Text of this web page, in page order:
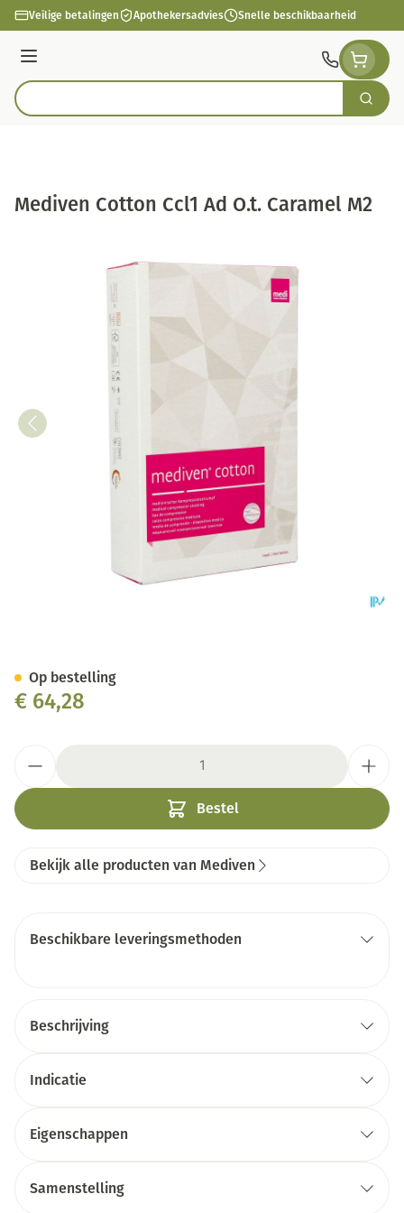
Ga naar de inhoud
Veilige betalingen Apothekersadvies Snelle beschikbaarheid
Menu
Product, merk, categorie... Zoek
Mediven Cotton Ccl1 Ad O.t. Caramel M2
€ 64,28
Bestel
Op bestelling
Bekijk alle producten van Mediven
Beschikbare leveringsmethoden
Beschrijving
Indicatie
Eigenschappen
Samenstelling